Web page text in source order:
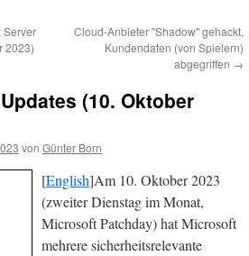
Server
2023)
Cloud-Anbieter "Shadow" gehackt,
Kundendaten (von Spielern)
abgegriffen →
(10. Oktober
von Günter Born
[English]Am 10. Oktober 2023
(zweiter Dienstag im Monat,
Microsoft Patchday) hat Microsoft
mehrere sicherheitsrelevante